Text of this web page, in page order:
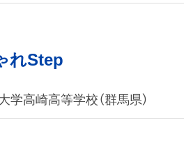
れStep
学高崎高等学校（群馬県）